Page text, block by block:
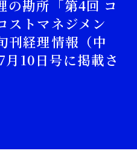
の勘所「第4回 コ
ストマネジメン
刊経理情報（中
10日号に掲載さ